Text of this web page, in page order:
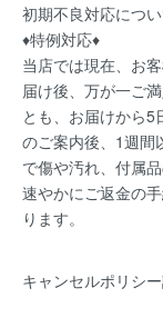
初期不良対応につ
♦特例対応♦
当店では現在、お
届け後、万が一ご
とも、お届けから
のご案内後、1週間
で傷や汚れ、付属
速やかにご返金の
ります。
キャンセルポリシ